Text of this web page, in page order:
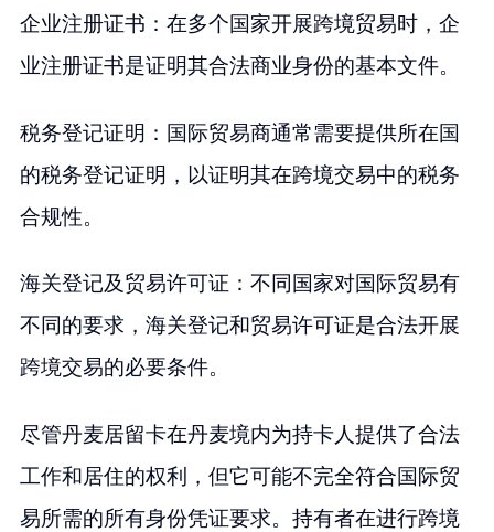
企业注册证书：在多个国家开展跨境贸易时，企
业注册证书是证明其合法商业身份的基本文件。
税务登记证明：国际贸易商通常需要提供所在国
的税务登记证明，以证明其在跨境交易中的税务
合规性。
海关登记及贸易许可证：不同国家对国际贸易有
不同的要求，海关登记和贸易许可证是合法开展
跨境交易的必要条件。
尽管丹麦居留卡在丹麦境内为持卡人提供了合法
工作和居住的权利，但它可能不完全符合国际贸
易所需的所有身份凭证要求。持有者在进行跨境